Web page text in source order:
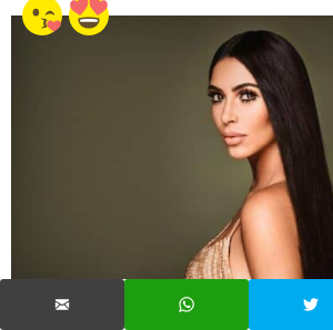
יודעים על קים קרדשיאן?